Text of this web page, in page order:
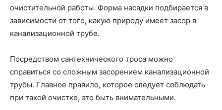
очистительной работы. Форма насадки подбирается в
зависимости от того, какую природу имеет засор в
канализационной трубе.
Посредством сантехнического троса можно
справиться со сложным засорением канализационной
трубы. Главное правило, которое следует соблюдать
при такой очистке, это быть внимательными.